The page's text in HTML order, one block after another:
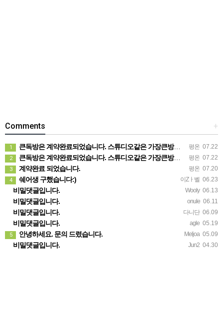
+
Comments
평온 07.22
1 큰독방은 계약완료되었습니다. 스튜디오같은 가장큰방을 2인동시 또는 혼자서 큰독방으로도 즉시입주 가능합니다.
평온 07.22
2 큰독방은 계약완료되었습니다. 스튜디오같은 가장큰방을 2인동시 또는 혼자서 큰독방으로도 즉시입주 가능합니다.
평온 07.20
3 계약완료 되었습니다.
이Zㅏ벨 06.23
4 쉐어생 구했습니다:)
Wooly 06.13
비밀댓글입니다.
onule 06.11
비밀댓글입니다.
다니단 06.09
비밀댓글입니다.
agle 05.19
비밀댓글입니다.
Meljoa 05.09
5 안녕하세요. 문의 드렸습니다.
Jun2 04.30
비밀댓글입니다.